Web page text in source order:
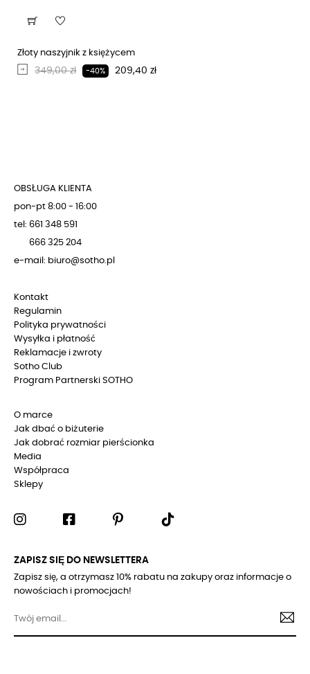
Złoty naszyjnik z księżycem
Regularna cena
349,00 zł -40% Cena
209,40 zł
OBSŁUGA KLIENTA
pon-pt 8:00 - 16:00
tel: 661 348 591
666 325 204
e-mail: biuro@sotho.pl
Kontakt
Regulamin
Polityka prywatności
Wysyłka i płatność
Reklamacje i zwroty
Sotho Club
Program Partnerski SOTHO
O marce
Jak dbać o biżuterie
Jak dobrać rozmiar pierścionka
Media
Współpraca
Sklepy
ZAPISZ SIĘ DO NEWSLETTERA
Zapisz się, a otrzymasz 10% rabatu na zakupy oraz informacje o
nowościach i promocjach!